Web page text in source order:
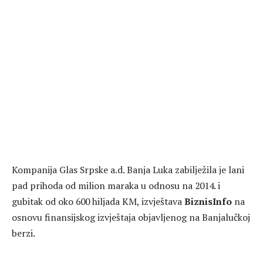
Kompanija Glas Srpske a.d. Banja Luka zabilježila je lani
pad prihoda od milion maraka u odnosu na 2014. i
gubitak od oko 600 hiljada KM, izvještavaBiznisInfo na
osnovu finansijskog izvještaja objavljenog na Banjalučkoj
berzi.